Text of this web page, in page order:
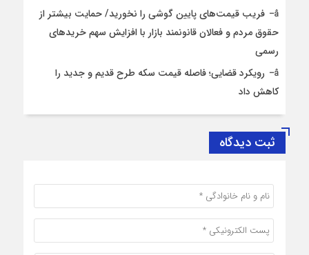
فریب قیمت‌های پایین گوشی را نخورید/ حمایت بیشتر از
حقوق مردم و فعالان قانونمند بازار با افزایش سهم خریدهای
رسمی
رویکرد قضایی؛ فاصله قیمت سکه طرح قدیم و جدید را
کاهش داد
ثبت دیدگاه